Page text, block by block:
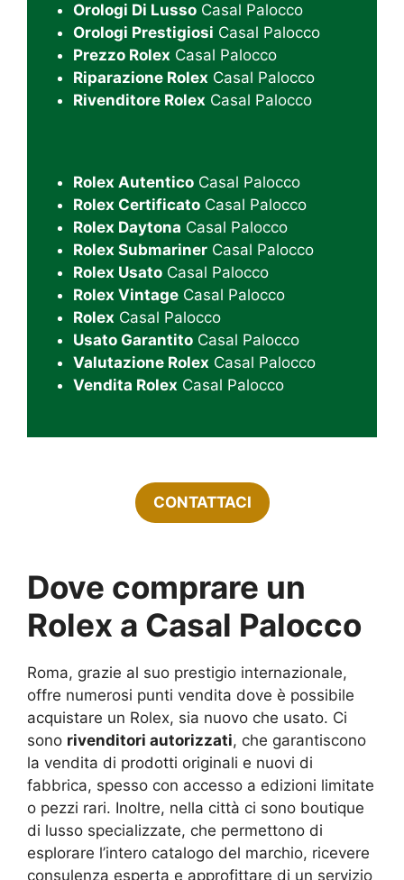
Orologi Di Lusso Casal Palocco
Orologi Prestigiosi Casal Palocco
Prezzo Rolex Casal Palocco
Riparazione Rolex Casal Palocco
Rivenditore Rolex Casal Palocco
Rolex Autentico Casal Palocco
Rolex Certificato Casal Palocco
Rolex Daytona Casal Palocco
Rolex Submariner Casal Palocco
Rolex Usato Casal Palocco
Rolex Vintage Casal Palocco
Rolex Casal Palocco
Usato Garantito Casal Palocco
Valutazione Rolex Casal Palocco
Vendita Rolex Casal Palocco
CONTATTACI
Dove comprare un
Rolex a Casal Palocco
Roma, grazie al suo prestigio internazionale,
offre numerosi punti vendita dove è possibile
acquistare un Rolex, sia nuovo che usato. Ci
sono rivenditori autorizzati, che garantiscono
la vendita di prodotti originali e nuovi di
fabbrica, spesso con accesso a edizioni limitate
o pezzi rari. Inoltre, nella città ci sono boutique
di lusso specializzate, che permettono di
esplorare l’intero catalogo del marchio, ricevere
consulenza esperta e approfittare di un servizio